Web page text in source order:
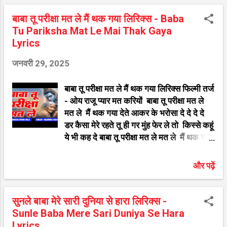
पर भजन हनुमान जी ...
चरणों में अर्पण तुम्हारे, मुझ पर भी कर दे दिया, सब
की तू माने है मेरे भोले शिवा, जग का अंतरयामी है
मेरे भोले शिवा, खाली झोली लेके भोले मैं तेरे द्वारे पे
भोले शिवा, जग का अंतरयामी है मेरे भोले शिवा,
:- Aaya Hu Bhole Mai Tere Dwar
Singer:- Ram Kumar Lakkha Lyrics
:- ऐसे ही सुन्दर भजन आप निचे दी गयी स...
बाबा तू परीक्षा मत ले मैं थक गया लिरिक्स - Baba
Tu Pariksha Mat Le Mai Thak Gaya
Lyrics
जनवरी 29, 2025
बाबा तू परीक्षा मत ले मैं थक गया लिरिक्स फिल्मी तर्ज
- ओय राजू प्यार मत करियों बाबा तू परीक्षा मत ले
मत ले मैं थक गया देते आकर के भरोसा दे दे दे दे
डर कैसा मेरे रहते तू ही गर मुंह फेर ले तो किस्से कहूं
ये भी कह दे बाबा तू परीक्षा मत ले मत ले मैं थक गया
मुसीबत तब भी मैंने तेरा नाम लिया है पर अब ना मैं
मत ले मैं थक गया देते जो सबको सुख देने वाला
मुझसे क्यों है रूठा या फिर कह दे तेरा मेरा रिश्ता ही
है झूठा गर मैंने की प्रीत है सच्ची तो दुःख मेरे मेट दे
बाबा तू परीक्षा मत ले मत ले मैं थक गया देते जितनी
और पढ़ें
सुनले बाबा मेरे सारी दुनिया से हारा लिरिक्स -
Sunle Baba Mere Sari Duniya Se Hara